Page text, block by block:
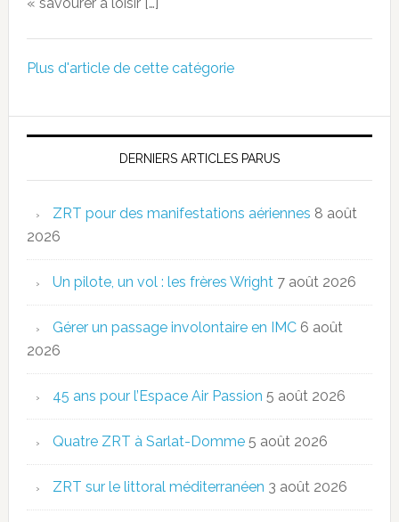
Plus d'article de cette catégorie
DERNIERS ARTICLES PARUS
ZRT pour des manifestations aériennes 8 août
2026
Un pilote, un vol : les frères Wright 7 août 2026
Gérer un passage involontaire en IMC 6 août
2026
45 ans pour l’Espace Air Passion 5 août 2026
Quatre ZRT à Sarlat-Domme 5 août 2026
ZRT sur le littoral méditerranéen 3 août 2026